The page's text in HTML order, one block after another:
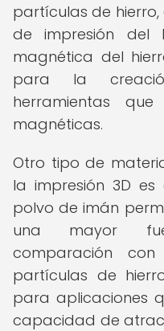
partículas de
de impresión del
magnética del
para la
herramientas que
magnéticas.
Otro tipo de
la impresión 3D
polvo de imán
una mayor
comparación
partículas de
para aplicaciones
capacidad de